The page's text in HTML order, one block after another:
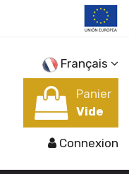
Français
Panier
Vide
Connexion